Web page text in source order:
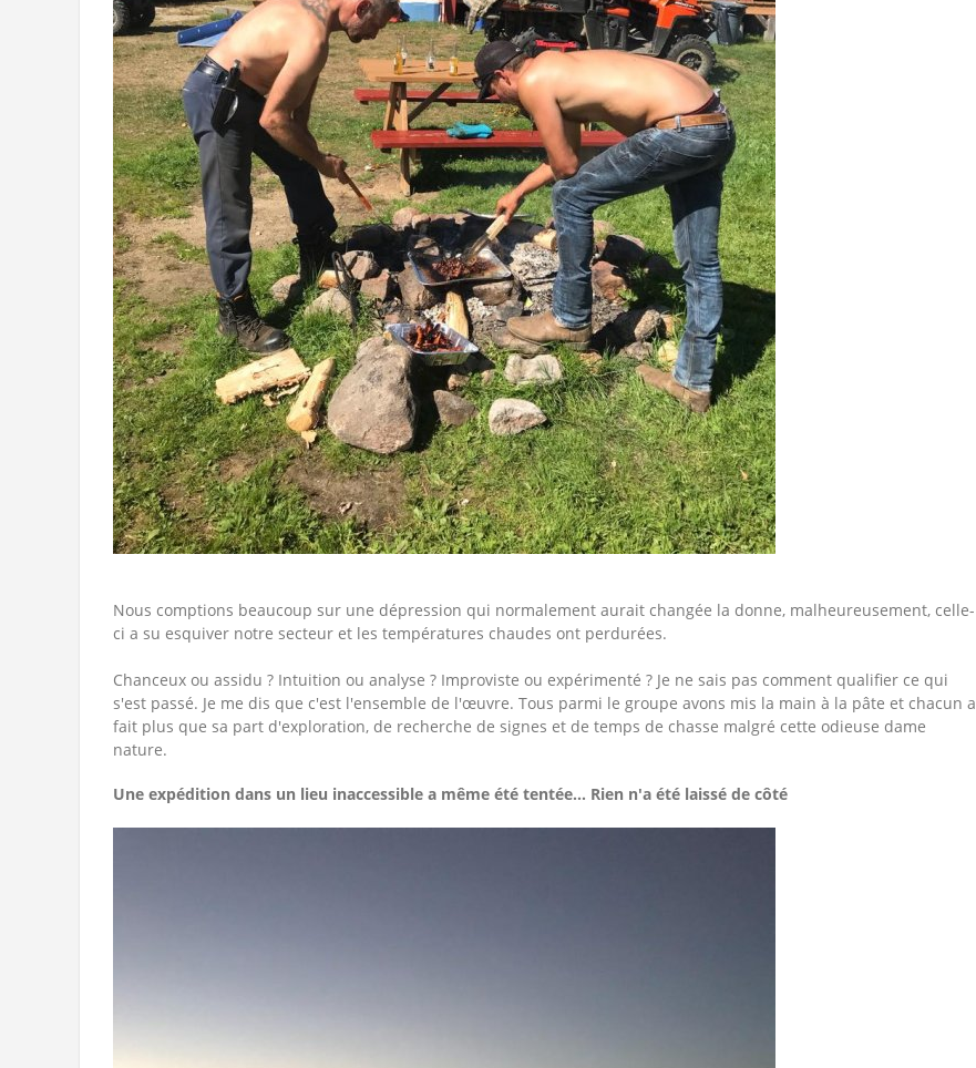
Nous comptions beaucoup sur une dépression qui normalement aurait changée la donne, malheureusement, celle-
ci a su esquiver notre secteur et les températures chaudes ont perdurées.
Chanceux ou assidu ? Intuition ou analyse ? Improviste ou expérimenté ? Je ne sais pas comment qualifier ce qui
s'est passé. Je me dis que c'est l'ensemble de l'œuvre. Tous parmi le groupe avons mis la main à la pâte et chacun a
fait plus que sa part d'exploration, de recherche de signes et de temps de chasse malgré cette odieuse dame
nature.
Une expédition dans un lieu inaccessible a même été tentée... Rien n'a été laissé de côté